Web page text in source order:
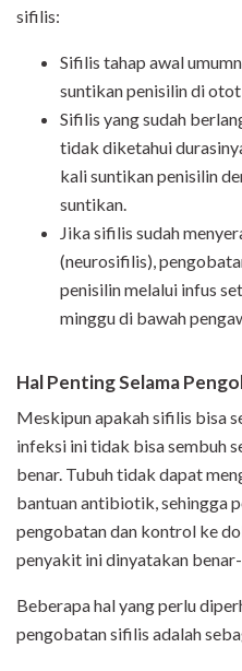
sifilis:
Sifilis tahap awal
suntikan penisilin di
Sifilis yang sudah
tidak diketahui
kali suntikan penisilin
suntikan.
Jika sifilis sudah
(neurosifilis),
penisilin melalui infus
minggu di bawah
Hal Penting Selama
Meskipun apakah sifilis bisa
infeksi ini tidak bisa sembuh
benar. Tubuh tidak dapat
bantuan antibiotik, sehingga
pengobatan dan kontrol ke
penyakit ini dinyatakan
Beberapa hal yang perlu
pengobatan sifilis adalah